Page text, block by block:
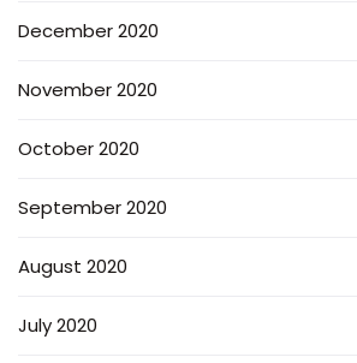
December 2020
November 2020
October 2020
September 2020
August 2020
July 2020